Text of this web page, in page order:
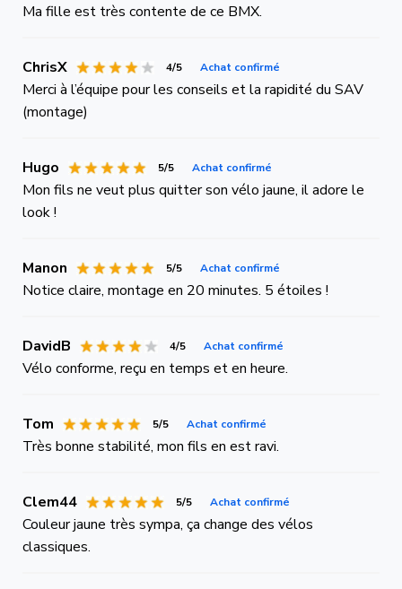
Ma fille est très contente de ce BMX.
ChrisX 4/5 Achat confirmé
Merci à l’équipe pour les conseils et la rapidité du SAV
(montage)
Hugo 5/5 Achat confirmé
Mon fils ne veut plus quitter son vélo jaune, il adore le
look !
Manon 5/5 Achat confirmé
Notice claire, montage en 20 minutes. 5 étoiles !
DavidB 4/5 Achat confirmé
Vélo conforme, reçu en temps et en heure.
Tom 5/5 Achat confirmé
Très bonne stabilité, mon fils en est ravi.
Clem44 5/5 Achat confirmé
Couleur jaune très sympa, ça change des vélos
classiques.